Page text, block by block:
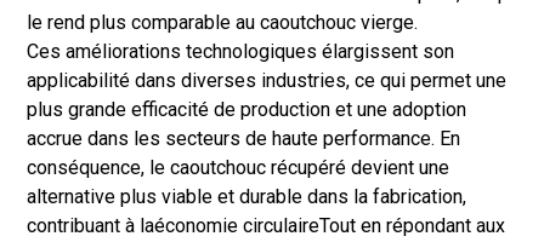
le rend plus comparable au caoutchouc vierge.
Ces améliorations technologiques élargissent son
applicabilité dans diverses industries, ce qui permet une
plus grande efficacité de production et une adoption
accrue dans les secteurs de haute performance. En
conséquence, le caoutchouc récupéré devient une
alternative plus viable et durable dans la fabrication,
contribuant à laéconomie circulaireTout en répondant aux